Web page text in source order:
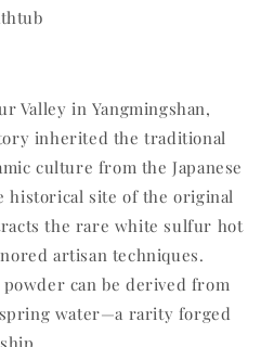
Valley in Yangmingshan,
inherited the traditional
culture from the Japanese
historical site of the original
the rare white sulfur hot
artisan techniques.
can be derived from
water—a rarity forged